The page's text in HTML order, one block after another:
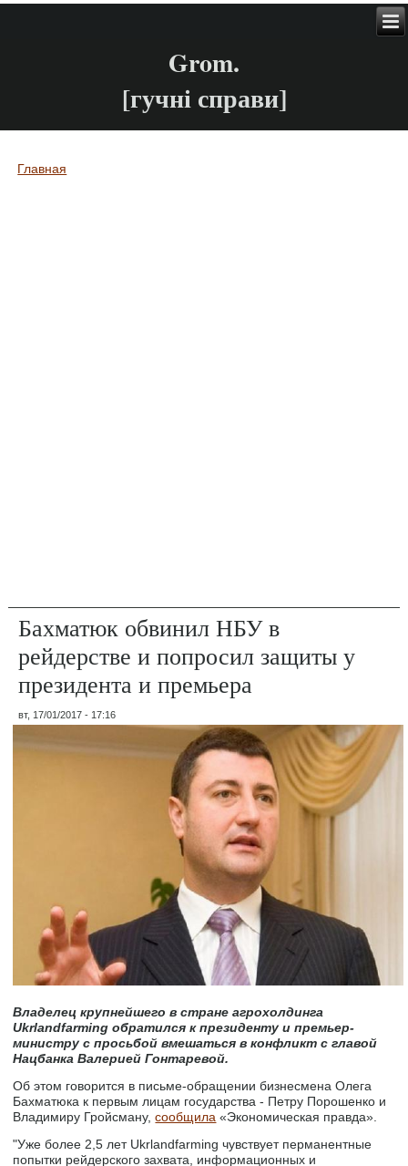
Grom.
[гучні справи]
Вы здесь
Главная
Бахматюк обвинил НБУ в
рейдерстве и попросил защиты у
президента и премьера
вт, 17/01/2017 - 17:16
Владелец крупнейшего в стране агрохолдинга
Ukrlandfarming обратился к президенту и премьер-
министру с просьбой вмешаться в конфликт с главой
Нацбанка Валерией Гонтаревой.
Об этом говорится в письме-обращении бизнесмена Олега
Бахматюка к первым лицам государства - Петру Порошенко и
Владимиру Гройсману,сообщила «Экономическая правда».
"Уже более 2,5 лет Ukrlandfarming чувствует перманентные
попытки рейдерского захвата, информационных и